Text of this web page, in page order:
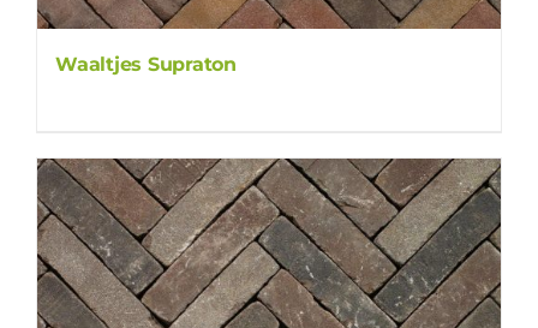
Waaltjes Supraton